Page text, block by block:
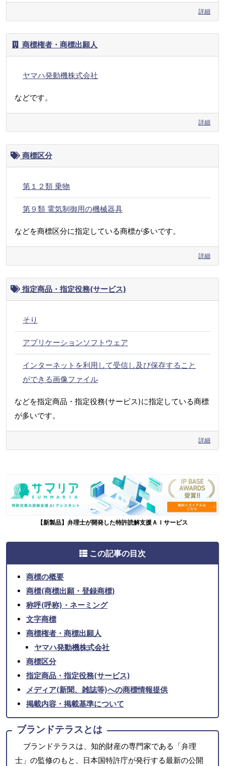
詳細
商標権者・商標出願人
ヤマハ発動機株式会社
などです。
詳細
商標区分
第１２類 乗物
第９類 電気制御用の機械器具
などを商標区分に指定している商標が多いです。
詳細
指定商品・指定役務(サービス)
そり
アプリケーションソフトウェア
インターネットを利用して受信し及び保存すること
ができる画像ファイル
などを指定商品・指定役務(サービス)に指定している商標
が多いです。
詳細
【新製品】弁理士が開発した特許読解支援ＡＩサービス
この記事の目次
商標の概要
商標(商標出願・登録商標)
称呼(呼称)・ネーミング
文字商標
商標権者・商標出願人
ヤマハ発動機株式会社
商標区分
指定商品・指定役務(サービス)
メディア(新聞、雑誌等)への商標情報提供
掲載内容・掲載基準について
ブランドテラスとは
ブランドテラスは、知的財産の専門家である「弁理
士」の監修のもと、日本国特許庁が発行する最新の公開